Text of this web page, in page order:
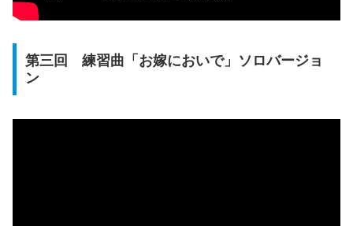
第三回 練習曲「お嫁においで」ソロバージョ
ン